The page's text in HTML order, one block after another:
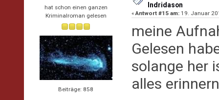
hat schon einen ganzen
Kriminalroman gelesen
Beiträge: 858
Indridason
«Antwort #15 am: 19. Januar
meine
Gelesen
solange her
alles